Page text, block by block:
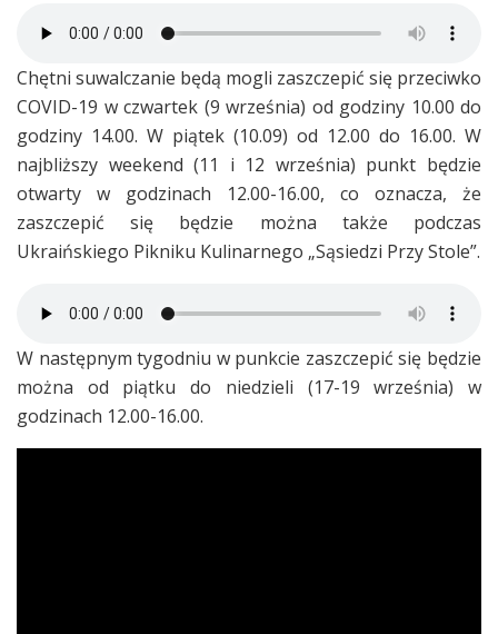
Chętni suwalczanie będą mogli zaszczepić się przeciwko
COVID-19 w czwartek (9 września) od godziny 10.00 do
godziny 14.00. W piątek (10.09) od 12.00 do 16.00. W
najbliższy weekend (11 i 12 września) punkt będzie
otwarty w godzinach 12.00-16.00, co oznacza, że
zaszczepić się będzie można także podczas
Ukraińskiego Pikniku Kulinarnego „Sąsiedzi Przy Stole”.
W następnym tygodniu w punkcie zaszczepić się będzie
można od piątku do niedzieli (17-19 września) w
godzinach 12.00-16.00.